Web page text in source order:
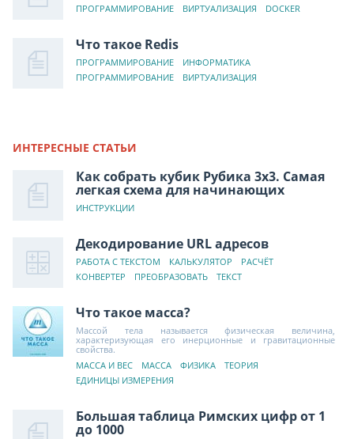
ПРОГРАММИРОВАНИЕ
ВИРТУАЛИЗАЦИЯ DOCKER
Что такое Redis
ПРОГРАММИРОВАНИЕ
ИНФОРМАТИКА
ПРОГРАММИРОВАНИЕ
ВИРТУАЛИЗАЦИЯ
ИНТЕРЕСНЫЕ СТАТЬИ
Как собрать кубик Рубика 3х3. Самая
легкая схема для начинающих
ИНСТРУКЦИИ
Декодирование URL адресов
РАБОТА С ТЕКСТОМ КАЛЬКУЛЯТОР
РАСЧЁТ
КОНВЕРТЕР
ПРЕОБРАЗОВАТЬ ТЕКСТ
Что такое масса?
Массой тела называется физическая величина,
характеризующая его инерционные и гравитационные
свойства.
МАССА И ВЕС
МАССА ФИЗИКА
ТЕОРИЯ
ЕДИНИЦЫ ИЗМЕРЕНИЯ
Большая таблица Римских цифр от 1
до 1000